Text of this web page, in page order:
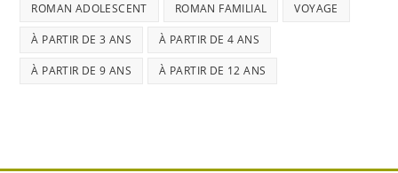
ROMAN ADOLESCENT ROMAN FAMILIAL VOYAGE
À PARTIR DE 3 ANS À PARTIR DE 4 ANS
À PARTIR DE 9 ANS À PARTIR DE 12 ANS